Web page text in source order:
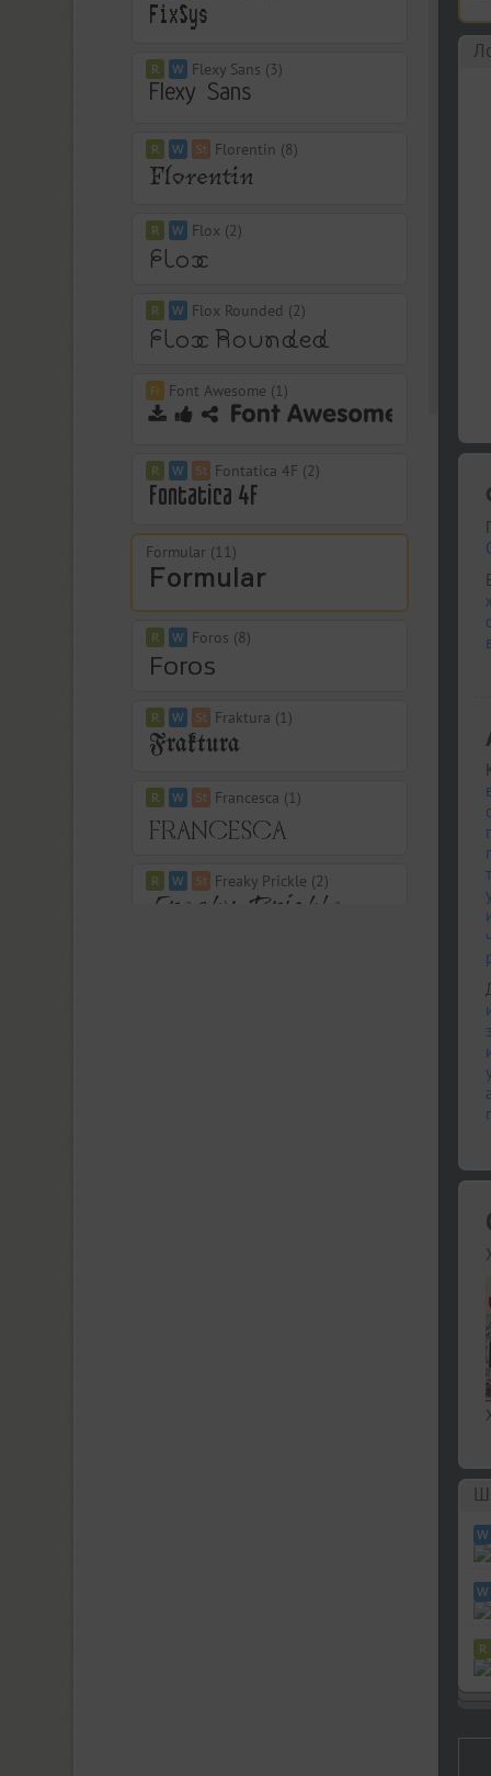
Flexy Sans (3)
Florentin (8)
Flox (2)
Flox Rounded (2)
Font Awesome (1)
Fontatica 4F (2)
Formular (11)
Foros (8)
Fraktura (1)
Francesca (1)
Freaky Prickle (2)